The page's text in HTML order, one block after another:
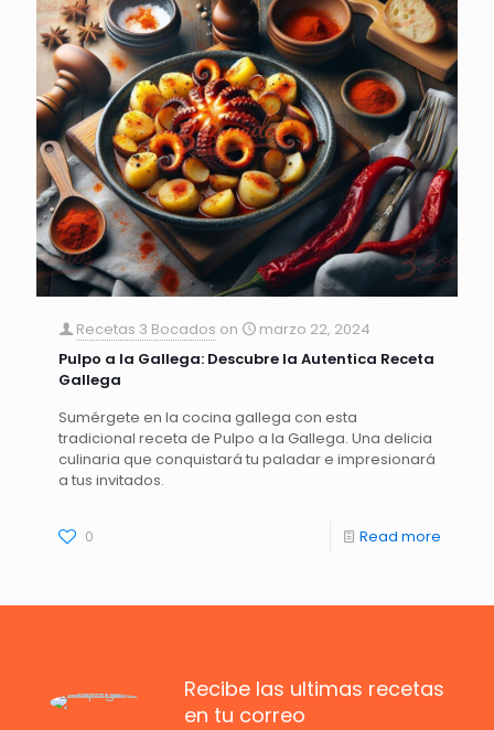
Recetas 3 Bocados on
marzo 22, 2024
Pulpo a la Gallega: Descubre la Autentica Receta
Gallega
Sumérgete en la cocina gallega con esta
tradicional receta de Pulpo a la Gallega. Una delicia
culinaria que conquistará tu paladar e impresionará
a tus invitados.
0 Read more
Recibe las ultimas recetas
en tu correo